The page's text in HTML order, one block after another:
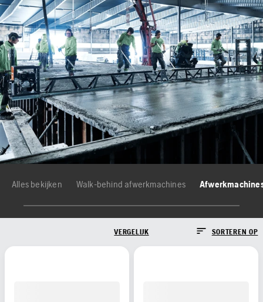
Alles bekijken Walk-behind afwerkmachines
VERGELIJK SORTEREN OP